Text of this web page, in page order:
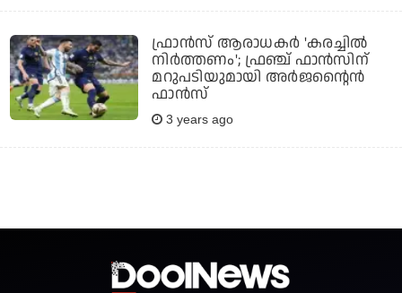
ഫ്രാൻസ് ആരാധകർ 'കരച്ചിൽ
നിർത്തണം'; ഫ്രഞ്ച് ഫാൻസിന്
മറുപടിയുമായി അർജന്റൈൻ
ഫാൻസ്‌
3 years ago